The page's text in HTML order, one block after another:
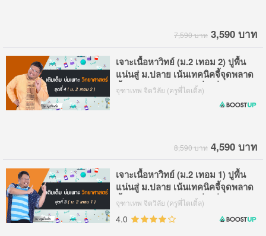
7,590 บาท 3,590 บาท
เจาะเนื้อหาวิทย์ (ม.2 เทอม 2) ปูพื้น
แน่นสู่ ม.ปลาย เน้นเทคนิคจี้จุดพลาด
ชี้จุดออกข้อสอบบ่อย เพื่อเพิ่มเกรด
และสอบติด รร.ดัง
จุฑาเทพ จิตวิลัย (ครูพี่ไตเติ้ล)
8,590 บาท 4,590 บาท
เจาะเนื้อหาวิทย์ (ม.2 เทอม 1) ปูพื้น
แน่นสู่ ม.ปลาย เน้นเทคนิคจี้จุดพลาด
ชี้จุดออกข้อสอบบ่อย เพื่อเพิ่มเกรด
และสอบติด รร.ดัง
จุฑาเทพ จิตวิลัย (ครูพี่ไตเติ้ล)
4.0